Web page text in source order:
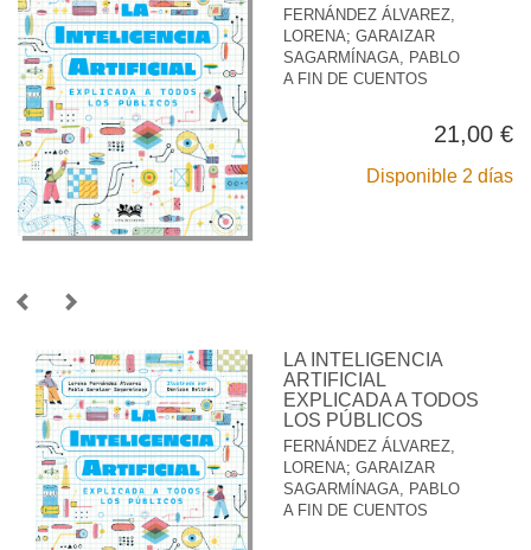
FERNÁNDEZ ÁLVAREZ,
LORENA; GARAIZAR
SAGARMÍNAGA, PABLO
A FIN DE CUENTOS
21,00 €
Disponible 2 días
LA INTELIGENCIA
ARTIFICIAL
EXPLICADA A TODOS
LOS PÚBLICOS
FERNÁNDEZ ÁLVAREZ,
LORENA; GARAIZAR
SAGARMÍNAGA, PABLO
A FIN DE CUENTOS